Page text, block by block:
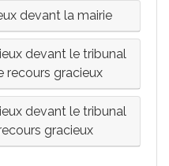
devant la mairie
devant le tribunal
recours gracieux
devant le tribunal
gracieux